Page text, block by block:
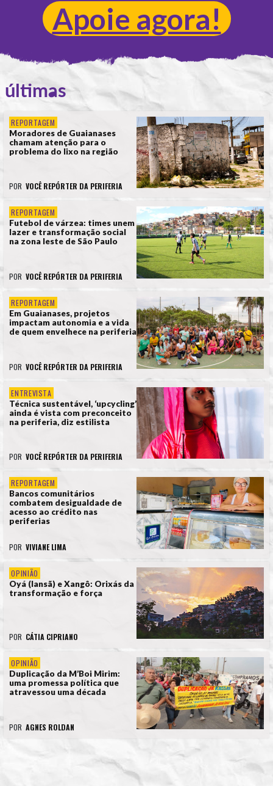
Apoie agora!
últimas
REPORTAGEM
Moradores de Guaianases
chamam atenção para o
problema do lixo na região
POR VOCÊ REPÓRTER DA PERIFERIA
REPORTAGEM
Futebol de várzea: times unem
lazer e transformação social
na zona leste de São Paulo
POR VOCÊ REPÓRTER DA PERIFERIA
REPORTAGEM
Em Guaianases, projetos
impactam autonomia e a vida
de quem envelhece na periferia
POR VOCÊ REPÓRTER DA PERIFERIA
ENTREVISTA
Técnica sustentável, ‘upcycling’
ainda é vista com preconceito
na periferia, diz estilista
POR VOCÊ REPÓRTER DA PERIFERIA
REPORTAGEM
Bancos comunitários
combatem desigualdade de
acesso ao crédito nas
periferias
POR VIVIANE LIMA
OPINIÃO
Oyá (Iansã) e Xangô: Orixás da
transformação e força
POR CÁTIA CIPRIANO
OPINIÃO
Duplicação da M’Boi Mirim:
uma promessa política que
atravessou uma década
POR AGNES ROLDAN